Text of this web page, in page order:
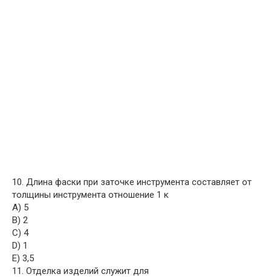
10. Длина фаски при заточке инструмента составляет от
толщины инструмента отношение 1 к
A) 5
B) 2
C) 4
D) 1
E) 3,5
11. Отделка изделий служит для